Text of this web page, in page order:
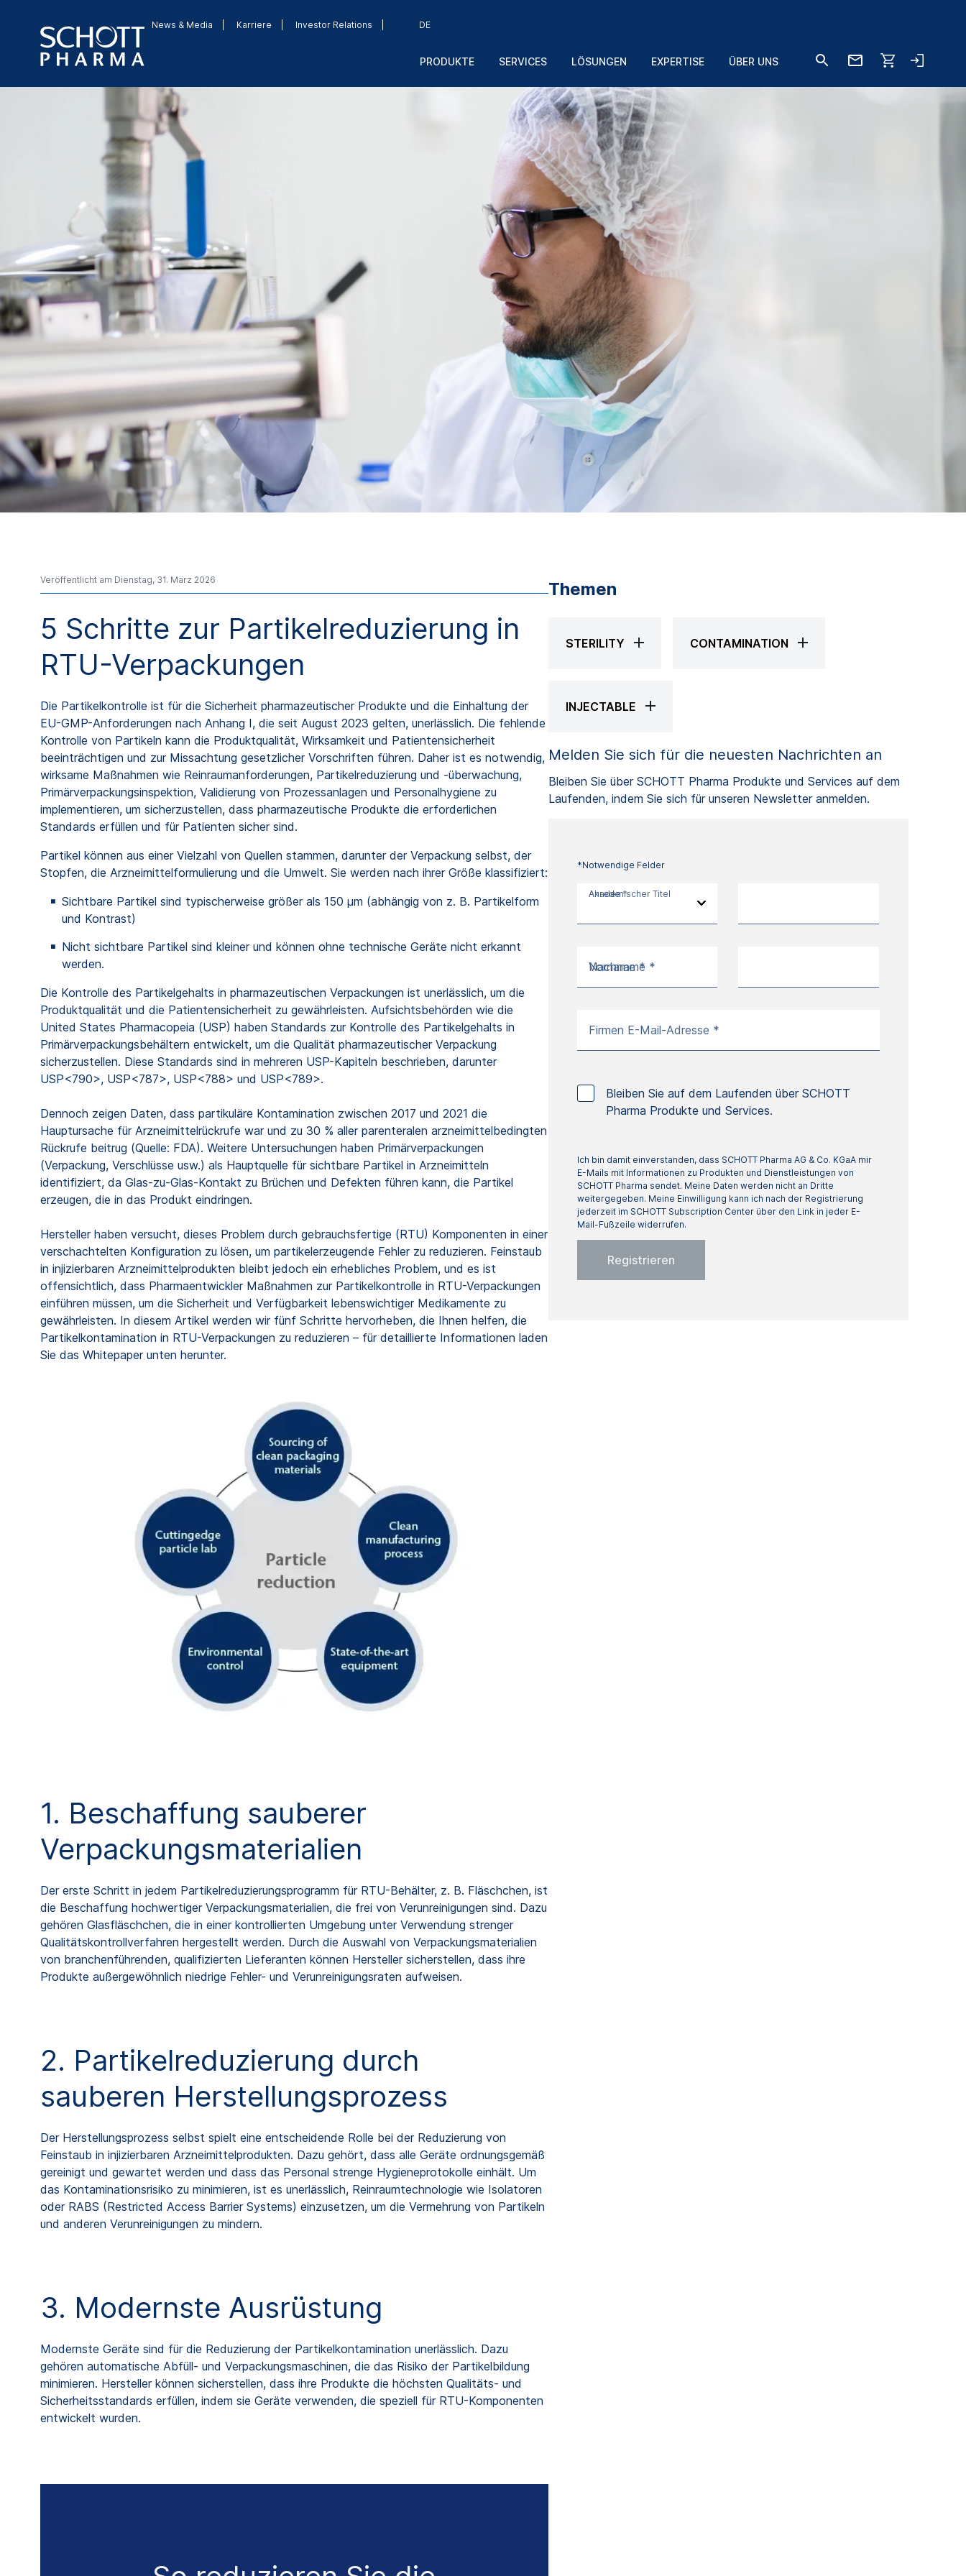
DE
News & Media Karriere Investor Relations
PRODUKTE SERVICES LÖSUNGEN EXPERTISE ÜBER UNS
Veröffentlicht am Dienstag, 31. März 2026
5 Schritte zur Partikelreduzierung in
RTU-Verpackungen
Die Partikelkontrolle ist für die Sicherheit pharmazeutischer Produkte und die Einhaltung der
EU-GMP-Anforderungen nach Anhang I, die seit August 2023 gelten, unerlässlich. Die fehlende
Kontrolle von Partikeln kann die Produktqualität, Wirksamkeit und Patientensicherheit
beeinträchtigen und zur Missachtung gesetzlicher Vorschriften führen. Daher ist es notwendig,
wirksame Maßnahmen wie Reinraumanforderungen, Partikelreduzierung und -überwachung,
Primärverpackungsinspektion, Validierung von Prozessanlagen und Personalhygiene zu
implementieren, um sicherzustellen, dass pharmazeutische Produkte die erforderlichen
Standards erfüllen und für Patienten sicher sind.
Partikel können aus einer Vielzahl von Quellen stammen, darunter der Verpackung selbst, der
Stopfen, die Arzneimittelformulierung und die Umwelt. Sie werden nach ihrer Größe klassifiziert:
Sichtbare Partikel sind typischerweise größer als 150 μm (abhängig von z. B. Partikelform
und Kontrast)
Nicht sichtbare Partikel sind kleiner und können ohne technische Geräte nicht erkannt
werden.
Die Kontrolle des Partikelgehalts in pharmazeutischen Verpackungen ist unerlässlich, um die
Produktqualität und die Patientensicherheit zu gewährleisten. Aufsichtsbehörden wie die
United States Pharmacopeia (USP) haben Standards zur Kontrolle des Partikelgehalts in
Primärverpackungsbehältern entwickelt, um die Qualität pharmazeutischer Verpackung
sicherzustellen. Diese Standards sind in mehreren USP-Kapiteln beschrieben, darunter
USP<790>, USP<787>, USP<788> und USP<789>.
Dennoch zeigen Daten, dass partikuläre Kontamination zwischen 2017 und 2021 die
Hauptursache für Arzneimittelrückrufe war und zu 30 % aller parenteralen arzneimittelbedingten
Rückrufe beitrug (Quelle: FDA). Weitere Untersuchungen haben Primärverpackungen
(Verpackung, Verschlüsse usw.) als Hauptquelle für sichtbare Partikel in Arzneimitteln
identifiziert, da Glas-zu-Glas-Kontakt zu Brüchen und Defekten führen kann, die Partikel
erzeugen, die in das Produkt eindringen.
Hersteller haben versucht, dieses Problem durch gebrauchsfertige (RTU) Komponenten in einer
verschachtelten Konfiguration zu lösen, um partikelerzeugende Fehler zu reduzieren. Feinstaub
in injizierbaren Arzneimittelprodukten bleibt jedoch ein erhebliches Problem, und es ist
offensichtlich, dass Pharmaentwickler Maßnahmen zur Partikelkontrolle in RTU-Verpackungen
einführen müssen, um die Sicherheit und Verfügbarkeit lebenswichtiger Medikamente zu
gewährleisten. In diesem Artikel werden wir fünf Schritte hervorheben, die Ihnen helfen, die
Partikelkontamination in RTU-Verpackungen zu reduzieren – für detaillierte Informationen laden
Sie das Whitepaper unten herunter.
1. Beschaffung sauberer
Verpackungsmaterialien
Der erste Schritt in jedem Partikelreduzierungsprogramm für RTU-Behälter, z. B. Fläschchen, ist
die Beschaffung hochwertiger Verpackungsmaterialien, die frei von Verunreinigungen sind. Dazu
gehören Glasfläschchen, die in einer kontrollierten Umgebung unter Verwendung strenger
Qualitätskontrollverfahren hergestellt werden. Durch die Auswahl von Verpackungsmaterialien
von branchenführenden, qualifizierten Lieferanten können Hersteller sicherstellen, dass ihre
Produkte außergewöhnlich niedrige Fehler- und Verunreinigungsraten aufweisen.
2. Partikelreduzierung durch
sauberen Herstellungsprozess
Der Herstellungsprozess selbst spielt eine entscheidende Rolle bei der Reduzierung von
Feinstaub in injizierbaren Arzneimittelprodukten. Dazu gehört, dass alle Geräte ordnungsgemäß
gereinigt und gewartet werden und dass das Personal strenge Hygieneprotokolle einhält. Um
das Kontaminationsrisiko zu minimieren, ist es unerlässlich, Reinraumtechnologie wie Isolatoren
oder RABS (Restricted Access Barrier Systems) einzusetzen, um die Vermehrung von Partikeln
und anderen Verunreinigungen zu mindern.
3. Modernste Ausrüstung
Modernste Geräte sind für die Reduzierung der Partikelkontamination unerlässlich. Dazu
gehören automatische Abfüll- und Verpackungsmaschinen, die das Risiko der Partikelbildung
minimieren. Hersteller können sicherstellen, dass ihre Produkte die höchsten Qualitäts- und
Sicherheitsstandards erfüllen, indem sie Geräte verwenden, die speziell für RTU-Komponenten
entwickelt wurden.
Themen
STERILITY CONTAMINATION
INJECTABLE
Melden Sie sich für die neuesten Nachrichten an
Bleiben Sie über SCHOTT Pharma Produkte und Services auf dem
Laufenden, indem Sie sich für unseren Newsletter anmelden.
*Notwendige Felder
Anrede *
Akademischer Titel
Vorname *
Nachname *
Firmen E-Mail-Adresse *
Bleiben Sie auf dem Laufenden über SCHOTT
Pharma Produkte und Services.
Ich bin damit einverstanden, dass SCHOTT Pharma AG & Co. KGaA mir
E-Mails mit Informationen zu Produkten und Dienstleistungen von
SCHOTT Pharma sendet. Meine Daten werden nicht an Dritte
weitergegeben. Meine Einwilligung kann ich nach der Registrierung
jederzeit im SCHOTT Subscription Center über den Link in jeder E-
Mail-Fußzeile widerrufen.